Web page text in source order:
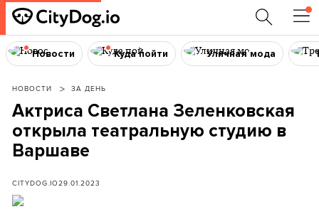
Новости Куда пойти Уличная мода
НОВОСТИ ЗА ДЕНЬ
Актриса Светлана Зеленковская
открыла театральную студию в
Варшаве
CITYDOG.IO29.01.2023